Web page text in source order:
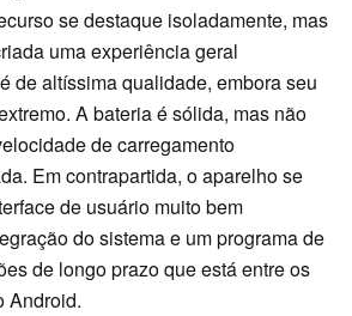
se destaque isoladamente, mas
uma experiência geral
de altíssima qualidade, embora seu
A bateria é sólida, mas não
de carregamento
Em contrapartida, o aparelho se
de usuário muito bem
do sistema e um programa de
de longo prazo que está entre os
Android.